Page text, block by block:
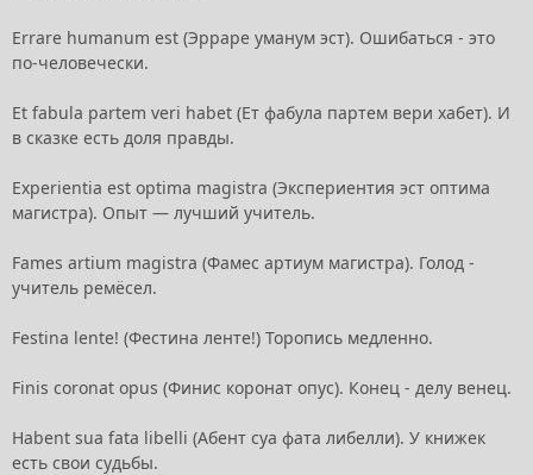
Errare humanum est (Эрраре уманум эст). Ошибаться - это
по-человечески.
Et fabula partem veri habet (Ет фабула партем вери хабет). И
в сказке есть доля правды.
Experientia est optima magistra (Экспериентия эст оптима
магистра). Опыт — лучший учитель.
Fames artium magistra (Фамес артиум магистра). Голод -
учитель ремёсел.
Festina lente! (Фестина ленте!) Торопись медленно.
Finis coronat opus (Финис коронат опус). Конец - делу венец.
Habent sua fata libelli (Абент суа фата либелли). У книжек
есть свои судьбы.